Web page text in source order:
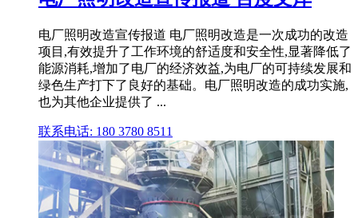
电厂照明改造宣传报道 电厂照明改造是一次成功的改造
项目,有效提升了工作环境的舒适度和安全性,显著降低了
能源消耗,增加了电厂的经济效益,为电厂的可持续发展和
绿色生产打下了良好的基础。电厂照明改造的成功实施,
也为其他企业提供了 ...
联系电话: 180 3780 8511